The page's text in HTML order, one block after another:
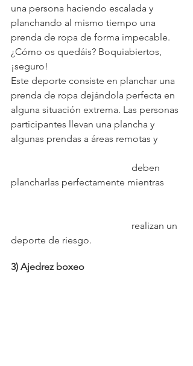
una persona haciendo escalada y
planchando al mismo tiempo una
prenda de ropa de forma impecable.
¿Cómo os quedáis? Boquiabiertos,
¡seguro!
Este deporte consiste en planchar una
prenda de ropa dejándola perfecta en
alguna situación extrema. Las personas
participantes llevan una plancha y
algunas prendas a áreas remotas y
plancharlas perfectamente mientras
deporte de riesgo.
3) Ajedrez boxeo